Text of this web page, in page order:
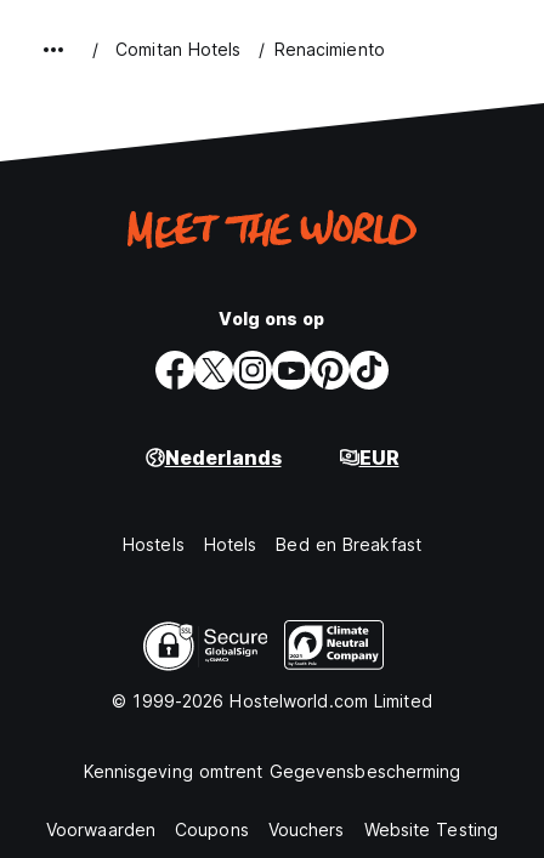
Comitan Hotels Renacimiento
Volg ons op
Nederlands EUR
Hostels Hotels Bed en Breakfast
© 1999-2026 Hostelworld.com Limited
Kennisgeving omtrent Gegevensbescherming
Voorwaarden Coupons Vouchers Website Testing